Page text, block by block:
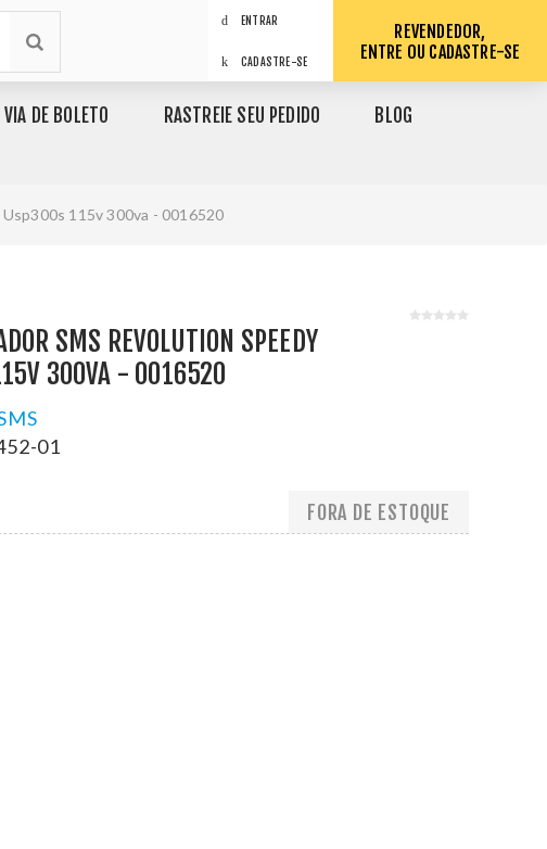
ENTRAR
CADASTRE-SE
REVENDEDOR,
ENTRE OU CADASTRE-SE
DE BOLETO RASTREIE SEU PEDIDO BLOG
115v 300va - 0016520
SMS REVOLUTION SPEEDY
300VA - 0016520
01
FORA DE ESTOQUE